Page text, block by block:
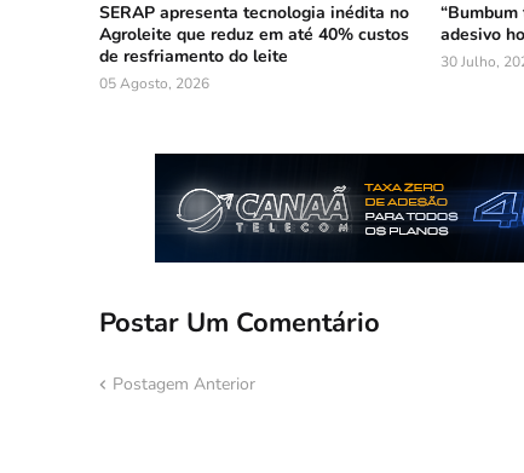
SERAP apresenta tecnologia inédita no
Agroleite que reduz em até 40% custos
de resfriamento do leite
05 Agosto, 2026
adesivo
30 Julho,
Postar Um Comentário
Postagem Anterior